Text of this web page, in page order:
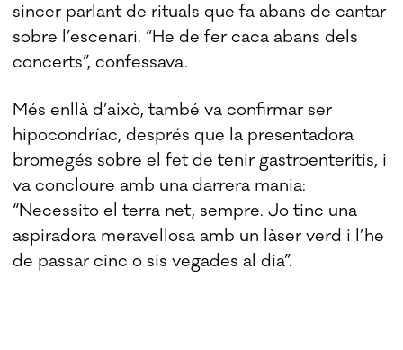
sincer parlant de rituals que fa abans de cantar
sobre l’escenari. “He de fer caca abans dels
concerts”, confessava.
Més enllà d’això, també va confirmar ser
hipocondríac, després que la presentadora
bromegés sobre el fet de tenir gastroenteritis, i
va concloure amb una darrera mania:
“Necessito el terra net, sempre. Jo tinc una
aspiradora meravellosa amb un làser verd i l’he
de passar cinc o sis vegades al dia”.